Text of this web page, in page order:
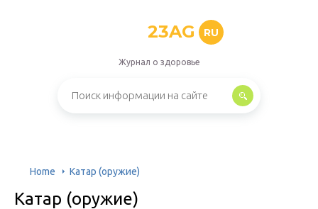
23AG RU
Журнал о здоровье
Home Катар (оружие)
Катар (оружие)